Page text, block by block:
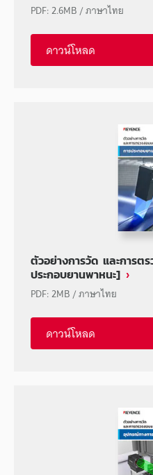
PDF:2.6MB/ภาษาไทย
ดาวน์โหลด
ตัวอย่างการวัด และการต
ประกอบยานพาหนะ]
PDF:2MB/ภาษาไทย
ดาวน์โหลด